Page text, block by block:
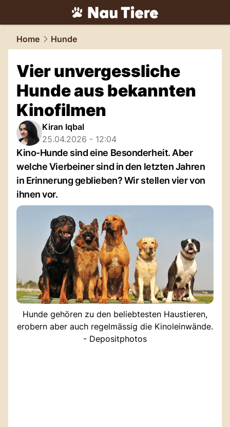
tiere.NAU.ch
Home Hunde
Vier unvergessliche
Hunde aus bekannten
Kinofilmen
Kiran Iqbal
25.04.2026 - 12:04
Kino-Hunde sind eine Besonderheit. Aber
welche Vierbeiner sind in den letzten Jahren
in Erinnerung geblieben? Wir stellen vier von
ihnen vor.
Hunde gehören zu den beliebtesten Haustieren,
erobern aber auch regelmässig die Kinoleinwände.
- Depositphotos